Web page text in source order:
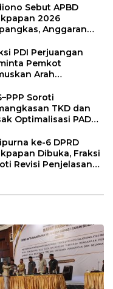
Sebut APBD
2026
Anggaran
PDI Perjuangan
Pemkot
Arah
sebagai
IKN
Soroti
TKD dan
Optimalisasi PAD
2026
ke-6 DPRD
Dibuka, Fraksi
Revisi Penjelasan